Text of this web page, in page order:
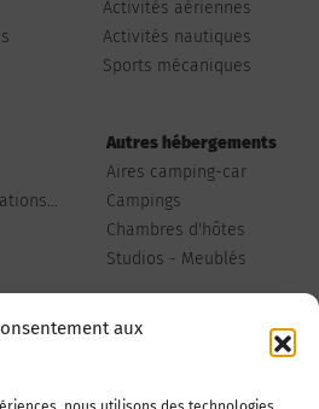
aux
Activités aériennes
Activités nautiques
Sports mécaniques
Autres hébergements
Aires camping-car
Campings
Chambres d'hôtes
Studios - Meublés